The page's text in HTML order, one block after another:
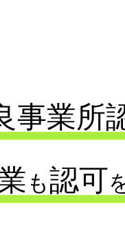
事業所
も認可